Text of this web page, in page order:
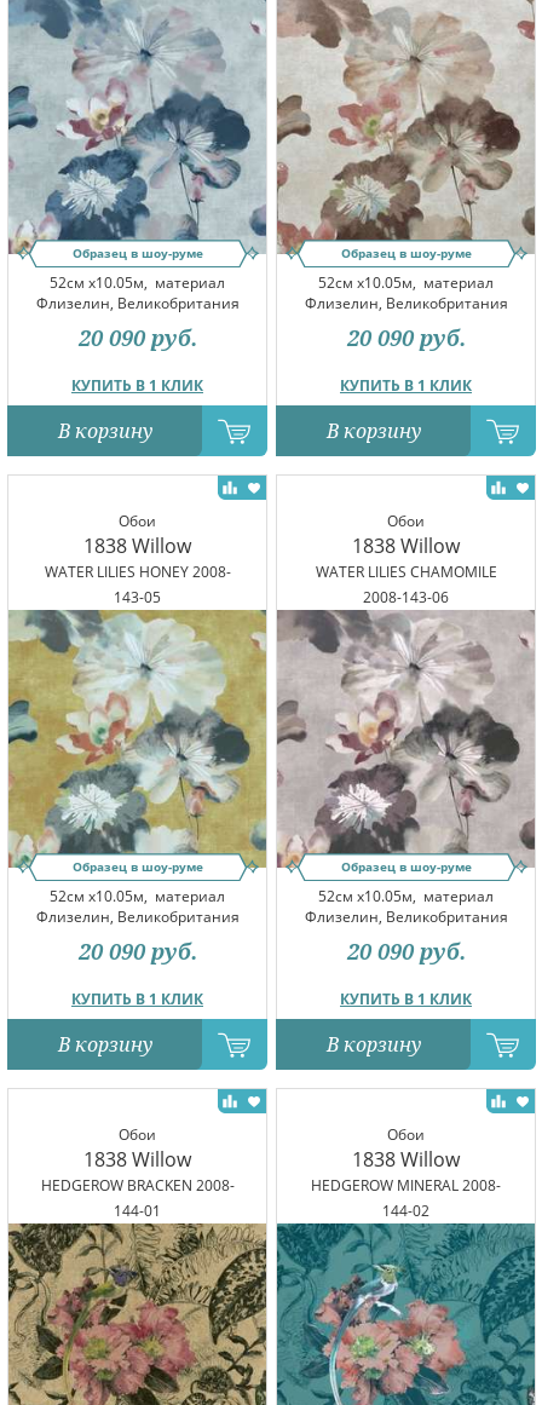
Образец в шоу-руме
52см x10.05м, материал
Флизелин, Великобритания
КУПИТЬ В 1 КЛИК
20 090 руб.
В корзину
Образец в шоу-руме
52см x10.05м, материал
Флизелин, Великобритания
КУПИТЬ В 1 КЛИК
20 090 руб.
В корзину
Обои
1838 Willow
WATER LILIES HONEY 2008-
143-05
Образец в шоу-руме
52см x10.05м, материал
Флизелин, Великобритания
КУПИТЬ В 1 КЛИК
20 090 руб.
В корзину
Обои
1838 Willow
WATER LILIES CHAMOMILE
2008-143-06
Образец в шоу-руме
52см x10.05м, материал
Флизелин, Великобритания
КУПИТЬ В 1 КЛИК
20 090 руб.
В корзину
Обои
1838 Willow
HEDGEROW BRACKEN 2008-
144-01
Обои
1838 Willow
HEDGEROW MINERAL 2008-
144-02